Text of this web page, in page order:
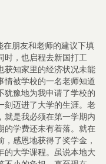
朋友和老师的建议下填
时，也启程去新国打工
获知家里的经济状况未能
情被学校的一名老师知道
犹豫地为我申请了学校的
刻迈进了大学的生涯。老
就是我必须在第一学期内
的学费还未有着落。就在
感恩地获得了奖学金，
的大学课程。虽说本地大